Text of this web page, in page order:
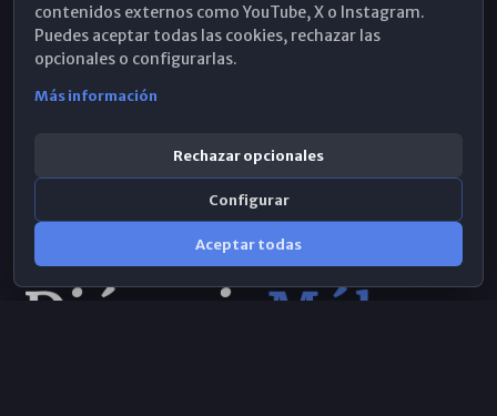
WhatsApp
contenidos externos como YouTube, X o Instagram.
Puedes aceptar todas las cookies, rechazar las
opcionales o configurarlas.
Más información
Rechazar opcionales
Configurar
Aceptar todas